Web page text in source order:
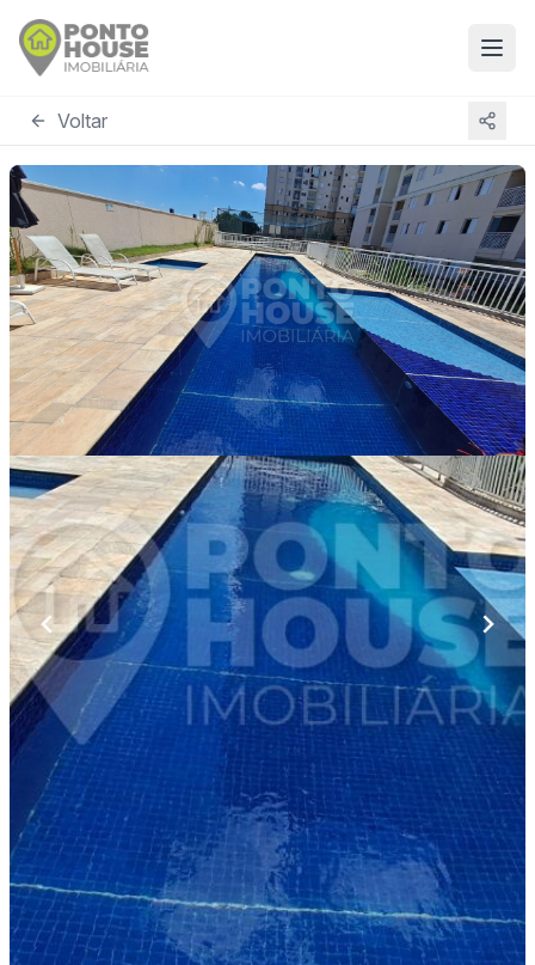
Voltar